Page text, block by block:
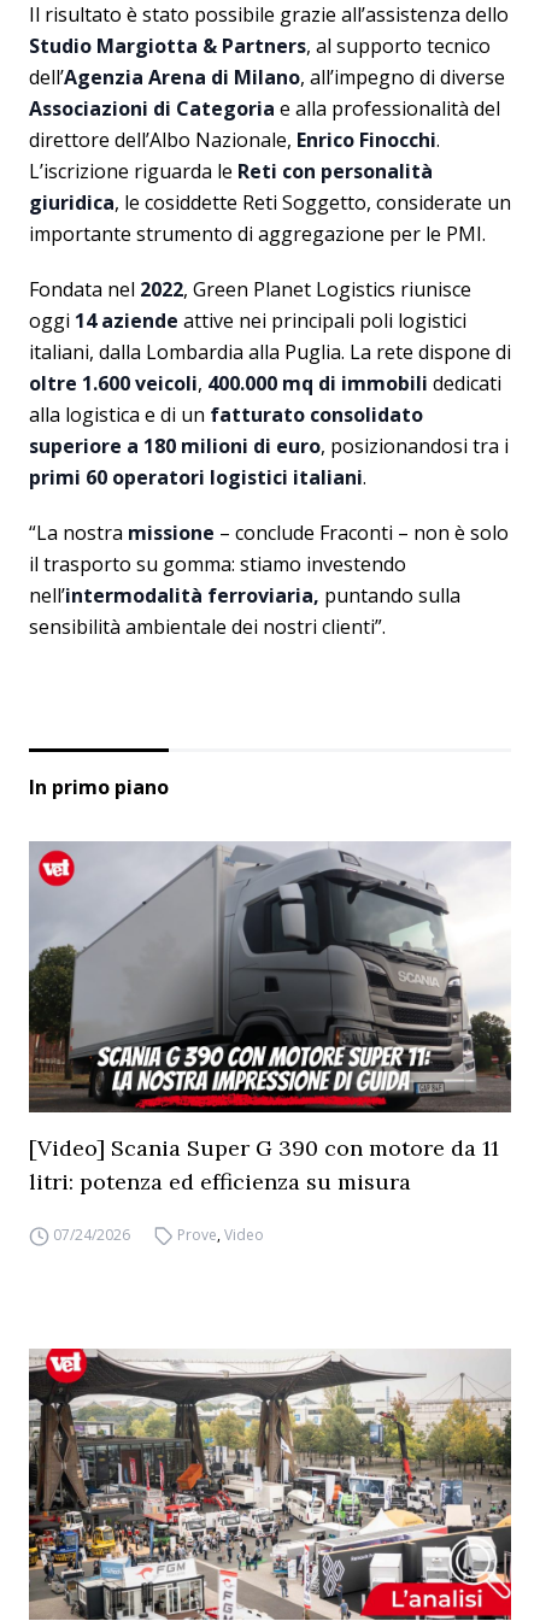
Il risultato è stato possibile grazie all’assistenza dello
Studio Margiotta & Partners, al supporto tecnico
dell’Agenzia Arena di Milano, all’impegno di diverse
Associazioni di Categoria e alla professionalità del
direttore dell’Albo Nazionale, Enrico Finocchi.
L’iscrizione riguarda le Reti con personalità
giuridica, le cosiddette Reti Soggetto, considerate un
importante strumento di aggregazione per le PMI.
Fondata nel 2022, Green Planet Logistics riunisce
oggi 14 aziende attive nei principali poli logistici
italiani, dalla Lombardia alla Puglia. La rete dispone di
oltre 1.600 veicoli, 400.000 mq di immobili dedicati
alla logistica e di un fatturato consolidato
superiore a 180 milioni di euro, posizionandosi tra i
primi 60 operatori logistici italiani.
“La nostra missione – conclude Fraconti – non è solo
il trasporto su gomma: stiamo investendo
nell’intermodalità ferroviaria, puntando sulla
sensibilità ambientale dei nostri clienti”.
In primo piano
[Video] Scania Super G 390 con motore da 11
litri: potenza ed efficienza su misura
07/24/2026 Prove,Video